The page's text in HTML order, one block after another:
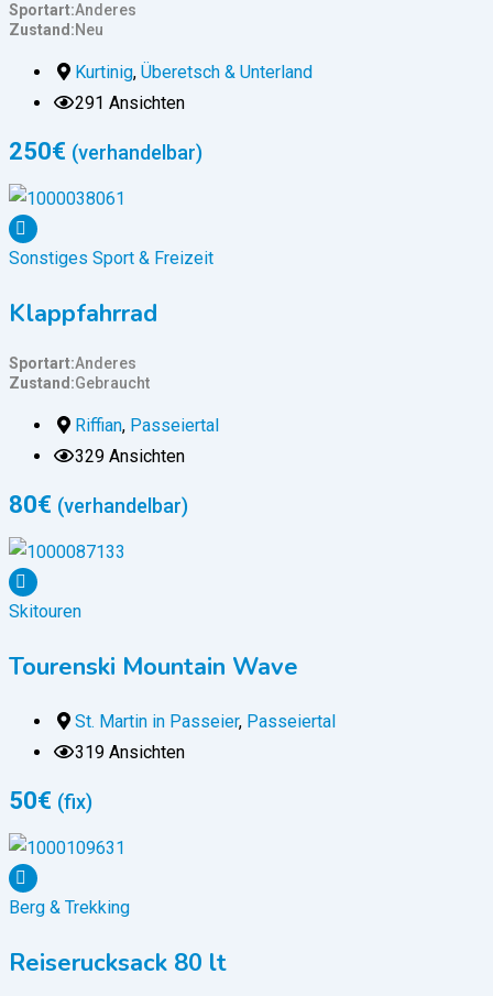
Sportart Anderes
Zustand Neu
Kurtinig, Überetsch & Unterland
291 Ansichten
250€ (verhandelbar)
Sonstiges Sport & Freizeit
Klappfahrrad
Sportart Anderes
Zustand Gebraucht
Riffian, Passeiertal
329 Ansichten
80€ (verhandelbar)
Skitouren
Tourenski Mountain Wave
St. Martin in Passeier, Passeiertal
319 Ansichten
50€ (fix)
Berg & Trekking
Reiserucksack 80 lt